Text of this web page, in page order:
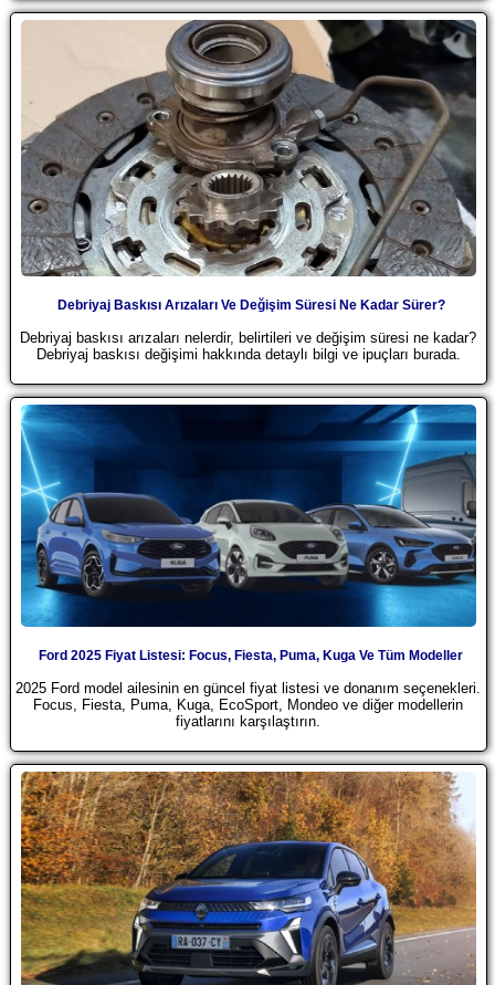
Debriyaj Baskısı Arızaları Ve Değişim Süresi Ne Kadar Sürer?
Debriyaj baskısı arızaları nelerdir, belirtileri ve değişim süresi ne kadar?
Debriyaj baskısı değişimi hakkında detaylı bilgi ve ipuçları burada.
Ford 2025 Fiyat Listesi: Focus, Fiesta, Puma, Kuga Ve Tüm Modeller
2025 Ford model ailesinin en güncel fiyat listesi ve donanım seçenekleri.
Focus, Fiesta, Puma, Kuga, EcoSport, Mondeo ve diğer modellerin
fiyatlarını karşılaştırın.